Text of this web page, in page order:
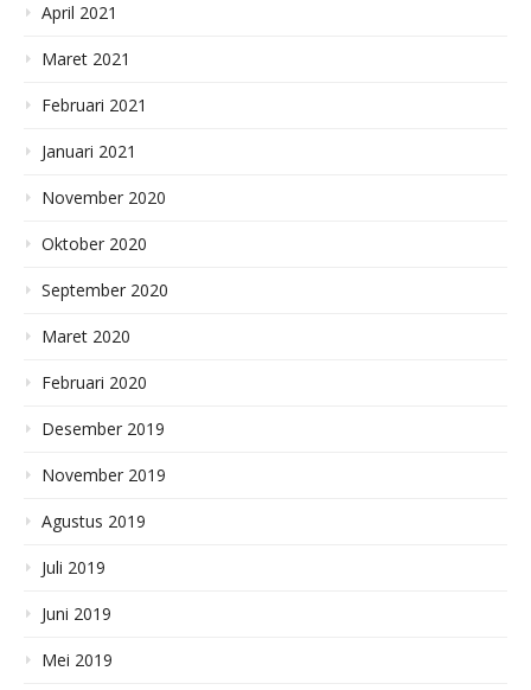
April 2021
Maret 2021
Februari 2021
Januari 2021
November 2020
Oktober 2020
September 2020
Maret 2020
Februari 2020
Desember 2019
November 2019
Agustus 2019
Juli 2019
Juni 2019
Mei 2019